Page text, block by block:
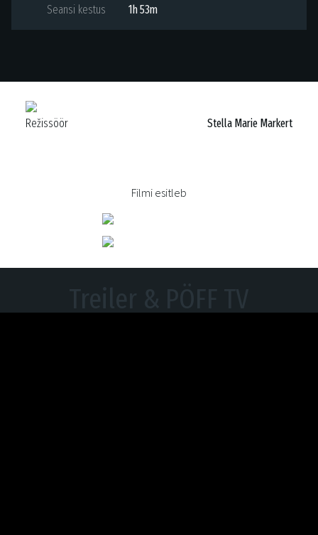
Režissöör Stella Marie Markert
Filmi esitleb
Seansi kestus
1h 53m